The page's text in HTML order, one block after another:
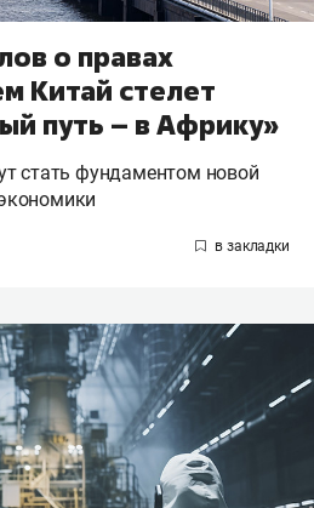
о правах
Китай стелет
путь – в Африку»
стать фундаментом новой